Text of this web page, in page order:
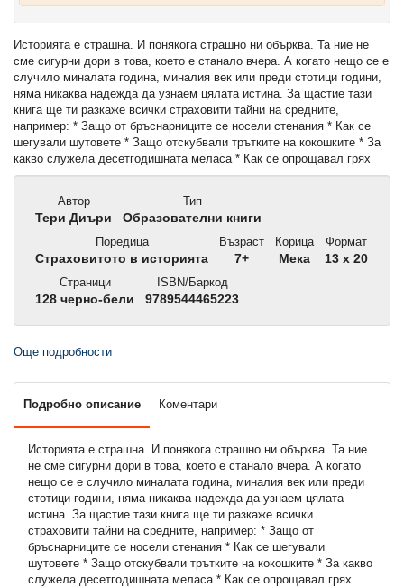
Историята е страшна. И понякога страшно ни обърква. Та ние не
сме сигурни дори в това, което е станало вчера. А когато нещо се е
случило миналата година, миналия век или преди стотици години,
няма никаква надежда да узнаем цялата истина. За щастие тази
книга ще ти разкаже всички страховити тайни на средните,
например: * Защо от бръснарниците се носели стенания * Как се
шегували шутовете * Защо отскубвали трътките на кокошките * За
какво служела десетгодишната меласа * Как се опрощавал грях
Автор
Тери Диъри
Тип
Образователни книги
Поредица
Страховитото в историята
Възраст
7+
Корица
Мека
Формат
13 x 20
Страници
128 черно-бели
ISBN/Баркод
9789544465223
Още подробности
Подробно описание Коментари
Историята е страшна. И понякога страшно ни обърква. Та ние
не сме сигурни дори в това, което е станало вчера. А когато
нещо се е случило миналата година, миналия век или преди
стотици години, няма никаква надежда да узнаем цялата
истина. За щастие тази книга ще ти разкаже всички
страховити тайни на средните, например: * Защо от
бръснарниците се носели стенания * Как се шегували
шутовете * Защо отскубвали трътките на кокошките * За какво
служела десетгодишната меласа * Как се опрощавал грях